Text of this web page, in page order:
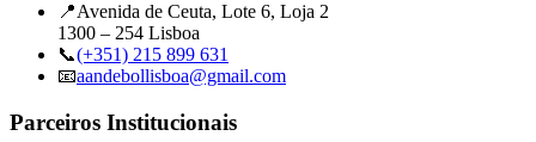
📍Avenida de Ceuta, Lote 6, Loja 2
1300 – 254 Lisboa
📞(+351) 215 899 631
📧aandebollisboa@gmail.com
Parceiros Institucionais